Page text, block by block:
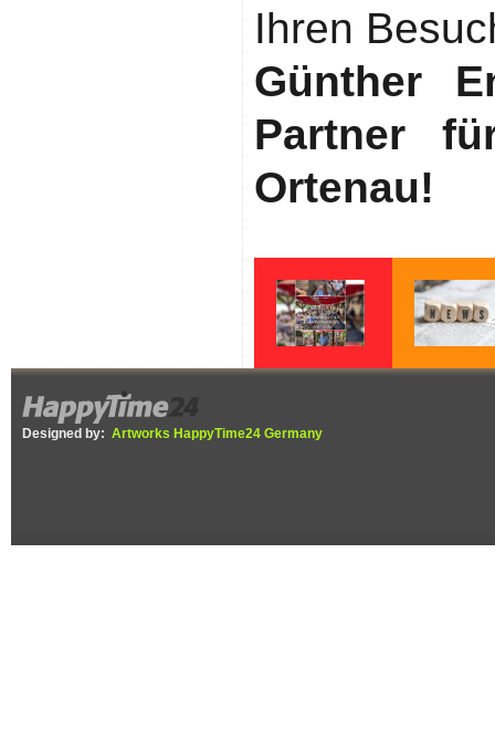
Ihren
Günther
Partner
Ortenau!
Designed by: Artworks HappyTime24 Germany